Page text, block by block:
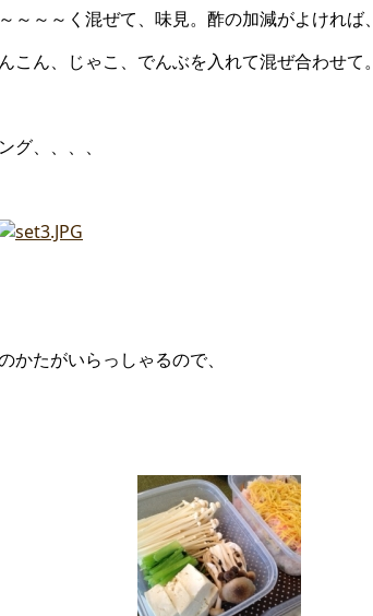
～～～く混ぜて、味見。酢の加減がよければ、
こん、じゃこ、でんぶを入れて混ぜ合わせて。
グ、、、、
たがいらっしゃるので、